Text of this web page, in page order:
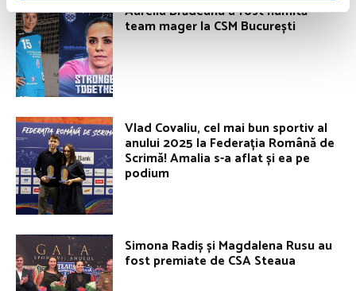
Aurelia Brădeanu a fost numită
team mager la CSM București
Vlad Covaliu, cel mai bun sportiv al
anului 2025 la Federația Română de
Scrimă! Amalia s-a aflat și ea pe
podium
Simona Radiș și Magdalena Rusu au
fost premiate de CSA Steaua